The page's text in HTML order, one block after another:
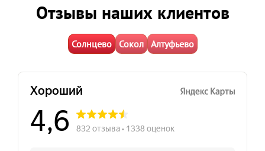
Отзывы наших клиентов
Солнцево Сокол Алтуфьево